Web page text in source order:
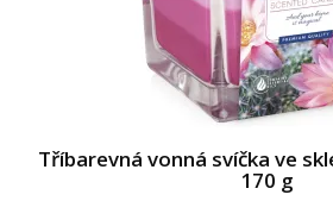
Tříbarevná vonná svíčka ve
170 g